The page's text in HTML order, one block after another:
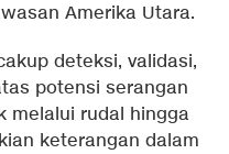
Amerika Utara.
deteksi, validasi,
potensi serangan
melalui rudal hingga
keterangan dalam